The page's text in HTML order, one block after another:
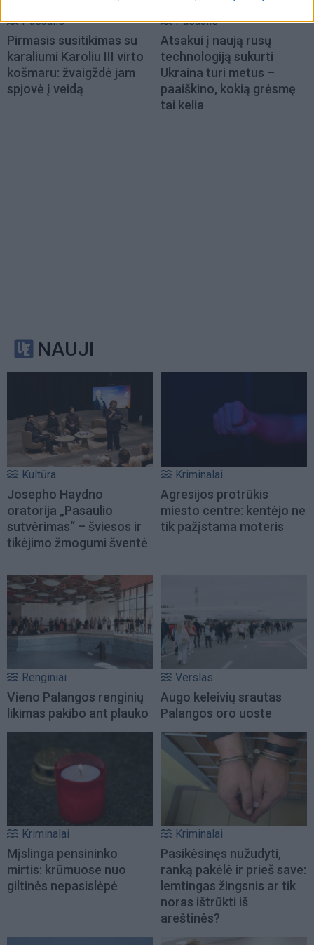
Pasaulis
Pirmasis susitikimas su
karaliumi Karoliu III virto
košmaru: žvaigždė jam
spjovė į veidą
Pasaulis
Atsakui į naują rusų
technologiją sukurti
Ukraina turi metus –
paaiškino, kokią grėsmę
tai kelia
NAUJI
Kultūra
Josepho Haydno
oratorija „Pasaulio
sutvėrimas“ – šviesos ir
tikėjimo žmogumi šventė
Kriminalai
Agresijos protrūkis
miesto centre: kentėjo ne
tik pažįstama moteris
Renginiai
Vieno Palangos renginių
likimas pakibo ant plauko
Verslas
Augo keleivių srautas
Palangos oro uoste
Kriminalai
Mįslinga pensininko
mirtis: krūmuose nuo
giltinės nepasislėpė
Kriminalai
Pasikėsinęs nužudyti,
ranką pakėlė ir prieš save:
lemtingas žingsnis ar tik
noras ištrūkti iš
areštinės?